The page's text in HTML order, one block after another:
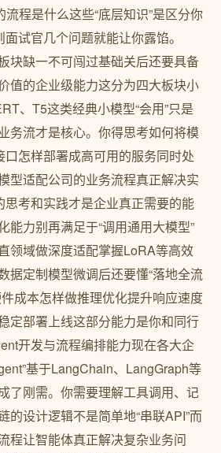
程是什么这些“底层知识”是区分你
试官几个问题就能让你露馅。
块缺一不可闯过基础关后还要具备
值的企业级能力这分为四大板块小
、T5这类经典小模型“会用”只是
务流才是核心。你得思考如何将模
怎样部署成高可用的服务同时处
型适配公司的业务流程真正解决实
思考和实践才是企业真正需要的能
能力别再满足于“调用通用大模型”
领域做深度适配掌握LoRA等高效
据定制模型微调后还要懂“落地全流
成本怎样做推理优化提升响应速度
定部署上线这部分能力是你和同行
开发与流程编排能力现在各大企
基于LangChain、LangGraph等
了刚需。你需要理解工具调用、记
的设计逻辑不是简单地“串联API”而
程让智能体真正解决复杂业务问